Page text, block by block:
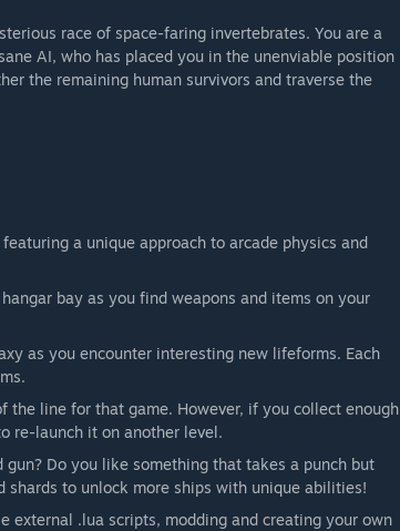
race of space-faring invertebrates. You are a
AI, who has placed you in the unenviable position
the remaining human survivors and traverse the
a unique approach to arcade physics and
bay as you find weapons and items on your
as you encounter interesting new lifeforms. Each
the line for that game. However, if you collect enough
re-launch it on another level.
Do you like something that takes a punch but
to unlock more ships with unique abilities!
external .lua scripts, modding and creating your own